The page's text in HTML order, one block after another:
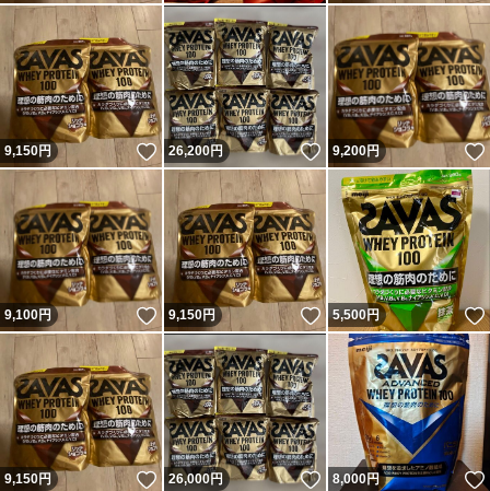
9,150円 いいね！
26,200円 いいね！
9,200円
9,100円 いいね！
9,150円 いいね！
5,500円
9,150円 いいね！
26,000円 いいね！
8,000円